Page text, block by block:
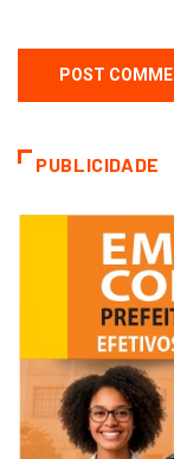
PUBLICIDADE